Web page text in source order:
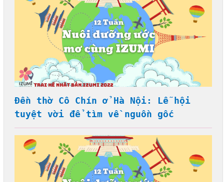
Đền thờ Cô Chín ở Hà Nội: Lễ hội
tuyệt vời để tìm về nguồn gốc